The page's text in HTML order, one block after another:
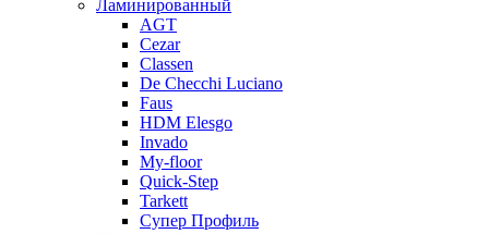
Ламинированный
AGT
Cezar
Classen
De Checchi Luciano
Faus
HDM Elesgo
Invado
My-floor
Quick-Step
Tarkett
Супер Профиль